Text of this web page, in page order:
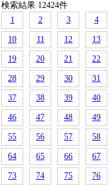
検索結果 12424件
1
2 3 4
10 11 12 13
19 20 21 22
28 29 30 31
37 38 39 40
46 47 48 49
55 56 57 58
64 65 66 67
73 74 75 76